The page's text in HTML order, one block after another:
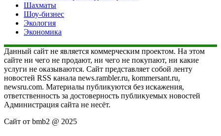
Шахматы
Шоу-бизнес
Экология
Экономика
Данный сайт не является коммерческим проектом. На этом
сайте ни чего не продают, ни чего не покупают, ни какие
услуги не оказываются. Сайт представляет собой ленту
новостей RSS канала news.rambler.ru, kommersant.ru,
newsru.com. Материалы публикуются без искажения,
ответственность за достоверность публикуемых новостей
Администрация сайта не несёт.
Сайт от bmb2 @ 2025